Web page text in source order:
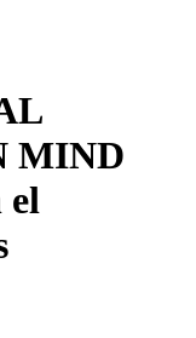
MIND
el